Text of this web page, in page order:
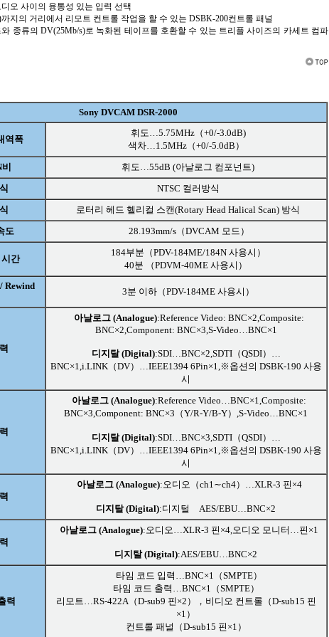
오 사이의 융통성 있는 입력 선택
까지의 거리에서 리모트 컨트롤 작업을 할 수 있는 DSBK-200컨트롤 패널
종류의 DV(25Mb/s)로 녹화된 테이프를 호환할 수 있는 트리플 사이즈의 카세트 컴파
Sony DVCAM DSR-2000
역폭
휘도…5.75MHz（+0/-3.0dB)
색차…1.5MHz（+0/-5.0dB）
휘도…55dB (아날로그 컴포넌트)
NTSC 컬러방식
로터리 헤드 헬리컬 스캔(Rotary Head Halical Scan) 방식
도
28.193mm/s（DVCAM 모드）
간
184부분（PDV-184ME/184N 사용시）
40분 （PDVM-40ME 사용시）
Rewind
3분 이하（PDV-184ME 사용시）
아날로그 (Analogue):Reference Video: BNC×2,Composite:
BNC×2,Component: BNC×3,S-Video…BNC×1
디지탈 (Digital):SDI…BNC×2,SDTI（QSDI）…
BNC×1,i.LINK（DV）…IEEE1394 6Pin×1,※옵션의 DSBK-190 사용
시
아날로그 (Analogue):Reference Video…BNC×1,Composite:
BNC×3,Component: BNC×3（Y/R-Y/B-Y）,S-Video…BNC×1
디지탈 (Digital):SDI…BNC×3,SDTI（QSDI）…
BNC×1,i.LINK（DV）…IEEE1394 6Pin×1,※옵션의 DSBK-190 사용
시
아날로그 (Analogue):오디오（ch1∼ch4）…XLR-3 핀×4
디지탈 (Digital):디지털 AES/EBU…BNC×2
아날로그 (Analogue):오디오…XLR-3 핀×4,오디오 모니터…핀×1
디지탈 (Digital):AES/EBU…BNC×2
력
타임 코드 입력…BNC×1（SMPTE）
타임 코드 출력…BNC×1（SMPTE）
리모트…RS-422A（D-sub9 핀×2），비디오 컨트롤（D-sub15 핀
×1）
컨트롤 패널（D-sub15 핀×1）